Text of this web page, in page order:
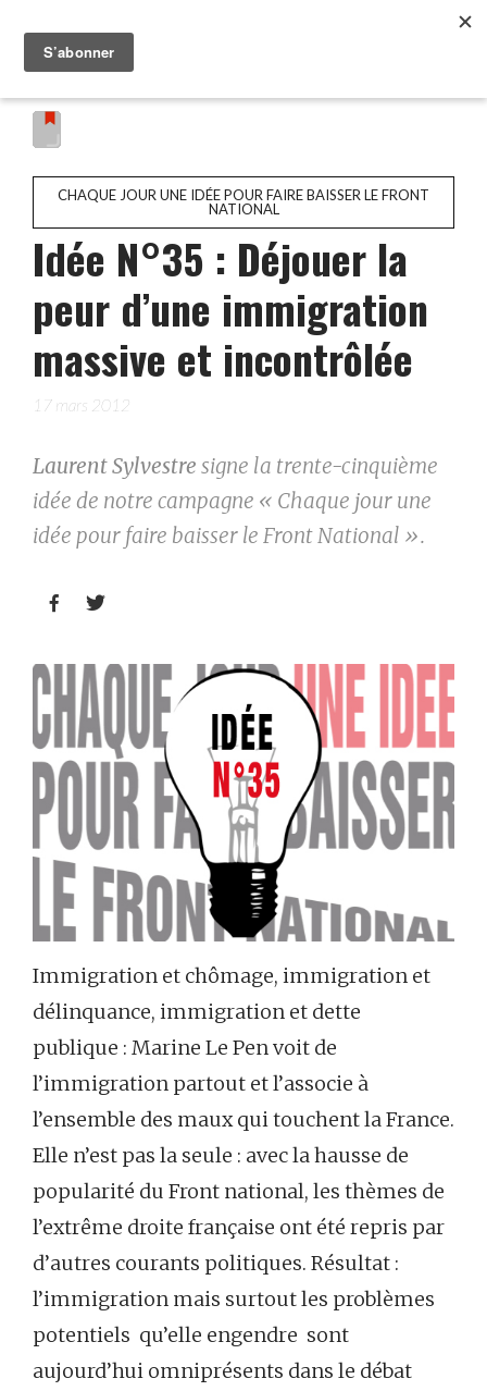
CHAQUE JOUR UNE IDÉE POUR FAIRE BAISSER LE FRONT
NATIONAL
Idée N°35 : Déjouer la
peur d’une immigration
massive et incontrôlée
17 mars 2012
Laurent Sylvestre signe la trente-cinquième
idée de notre campagne « Chaque jour une
idée pour faire baisser le Front National ».
 
Immigration et chômage, immigration et
délinquance, immigration et dette
publique : Marine Le Pen voit de
l’immigration partout et l’associe à
l’ensemble des maux qui touchent la France.
Elle n’est pas la seule : avec la hausse de
popularité du Front national, les thèmes de
l’extrême droite française ont été repris par
d’autres courants politiques. Résultat :
l’immigration mais surtout les problèmes
potentiels qu’elle engendre sont
aujourd’hui omniprésents dans le débat